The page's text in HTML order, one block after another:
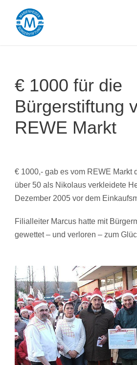
€ 1000 für die
Bürgerstiftung
REWE Markt
€ 1000,- gab es vom REWE Markt
über 50 als Nikolaus verkleidete
Dezember 2005 vor dem
Filialleiter Marcus hatte mit
gewettet – und verloren – zum